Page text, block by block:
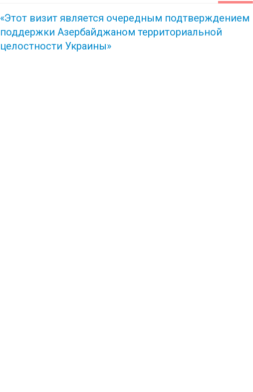
«Этот визит является очередным подтверждением
поддержкиАзербайджаном территориальной
целостности Украины»